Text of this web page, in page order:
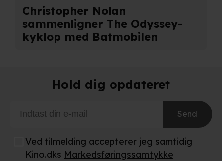
at sikre funktionalitet, generere statistik, huske dine
præferencer og til markedsføring.
behandling af dine personoplysninger i både vores
Christopher Nolan
sammenligner The Odyssey-
kyklop med Batmobilen
Hold dig opdateret
Send
Ved tilmelding accepterer jeg samtidig
Kino.dks Markedsføringssamtykke